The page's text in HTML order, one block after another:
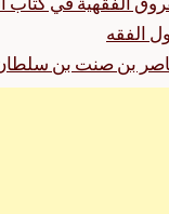
الفقه
بن صنت بن